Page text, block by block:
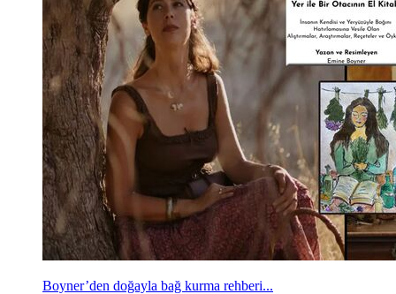
Boyner’den doğayla bağ kurma rehberi...